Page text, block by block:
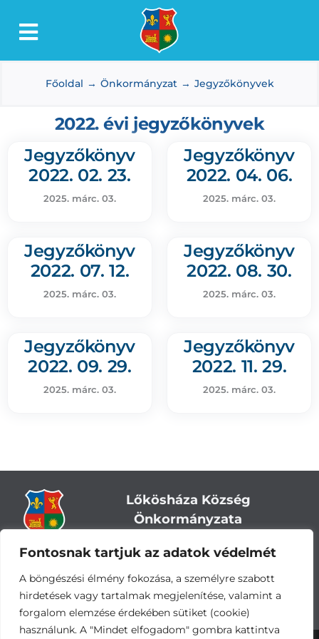
Fontosnak tartjuk az adatok védelmét
A böngészési élmény fokozása, a személyre szabott
hirdetések vagy tartalmak megjelenítése, valamint a
forgalom elemzése érdekében sütiket (cookie)
használunk. A "Mindet elfogadom" gombra kattintva
Toggle
Lőkösháza
Intézmények
Önkormányzat
Dokumentumtár
Média
Választás
Főoldal Önkormányzat Jegyzőkönyvek
2022. évi jegyzőkönyvek
Jegyzőkönyv
2022. 02. 23.
2025. márc. 03.
Jegyzőkönyv
2022. 04. 06.
2025. márc. 03.
Jegyzőkönyv
2022. 07. 12.
2025. márc. 03.
Jegyzőkönyv
2022. 08. 30.
2025. márc. 03.
Jegyzőkönyv
2022. 09. 29.
2025. márc. 03.
Jegyzőkönyv
2022. 11. 29.
2025. márc. 03.
Lőkösháza Község
Önkormányzata
Cím:5743 Lőkösháza, Eleki út 28.
Központi telefonszám:+36 66 244-244
E-mail: titkarsag@lokoshaza.hu
Hivatali Kapu: JZO28